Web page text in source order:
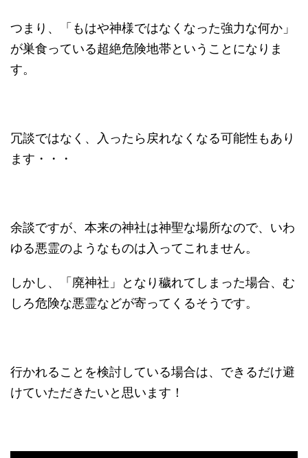
つまり、「もはや神様ではなくなった強力な何か」
が巣食っている超絶危険地帯ということになりま
す。
冗談ではなく、入ったら戻れなくなる可能性もあり
ます・・・
余談ですが、本来の神社は神聖な場所なので、いわ
ゆる悪霊のようなものは入ってこれません。
しかし、「廃神社」となり穢れてしまった場合、む
しろ危険な悪霊などが寄ってくるそうです。
行かれることを検討している場合は、できるだけ避
けていただきたいと思います！